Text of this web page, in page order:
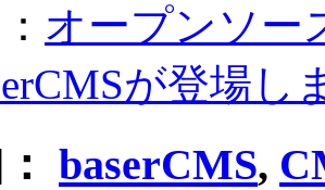
オープンソー
が登場し
baserCMS,